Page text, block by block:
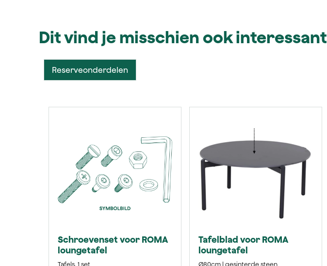
Dit vind je misschien ook interessant
Reserveonderdelen
Schroevenset voor ROMA
loungetafel
Tafels, 1 set
Tafelblad voor ROMA
loungetafel
Ø80cm | gesinterde steen